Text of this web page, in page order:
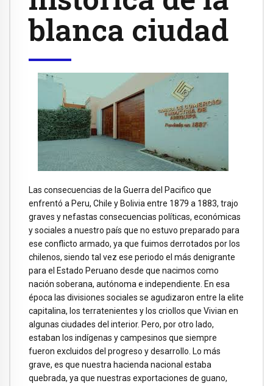
blanca ciudad
Las consecuencias de la Guerra del Pacifico que
enfrentó a Peru, Chile y Bolivia entre 1879 a 1883, trajo
graves y nefastas consecuencias políticas, económicas
y sociales a nuestro país que no estuvo preparado para
ese conflicto armado, ya que fuimos derrotados por los
chilenos, siendo tal vez ese periodo el más denigrante
para el Estado Peruano desde que nacimos como
nación soberana, autónoma e independiente. En esa
época las divisiones sociales se agudizaron entre la elite
capitalina, los terratenientes y los criollos que Vivian en
algunas ciudades del interior. Pero, por otro lado,
estaban los indígenas y campesinos que siempre
fueron excluidos del progreso y desarrollo. Lo más
grave, es que nuestra hacienda nacional estaba
quebrada, ya que nuestras exportaciones de guano,